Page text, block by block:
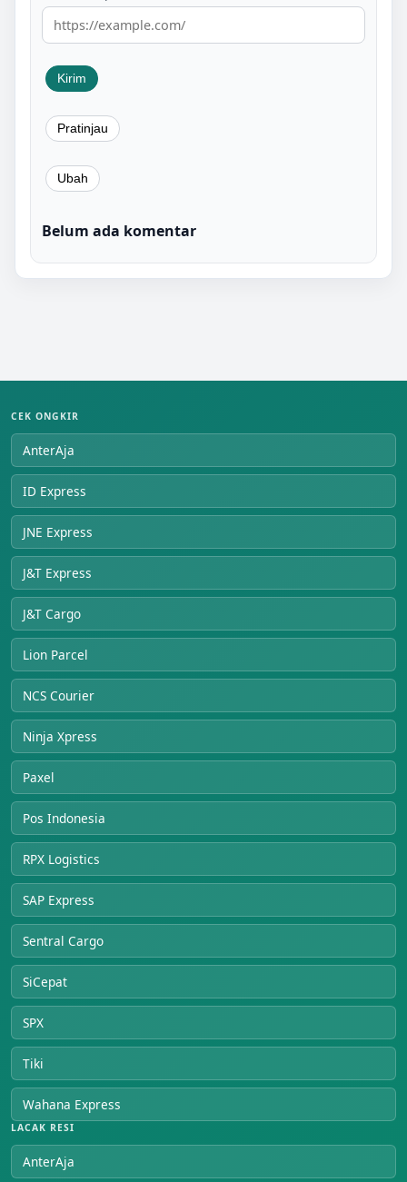
Belum ada komentar
CEK ONGKIR
AnterAja
ID Express
JNE Express
J&T Express
J&T Cargo
Lion Parcel
NCS Courier
Ninja Xpress
Paxel
Pos Indonesia
RPX Logistics
SAP Express
Sentral Cargo
SiCepat
SPX
Tiki
Wahana Express
LACAK RESI
AnterAja